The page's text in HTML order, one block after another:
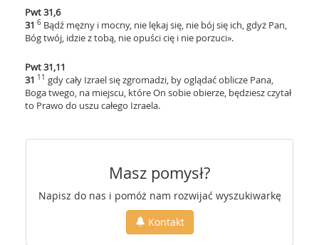
Pwt 31,6
31 6 Bądź mężny i mocny, nie lękaj się, nie bój się ich, gdyż Pan,
Bóg twój, idzie z tobą, nie opuści cię i nie porzuci».
Pwt 31,11
31 11 gdy cały Izrael się zgromadzi, by oglądać oblicze Pana,
Boga twego, na miejscu, które On sobie obierze, będziesz czytał
to Prawo do uszu całego Izraela.
Masz pomysł?
Napisz do nas i pomóż nam rozwijać wyszukiwarkę
Kontakt